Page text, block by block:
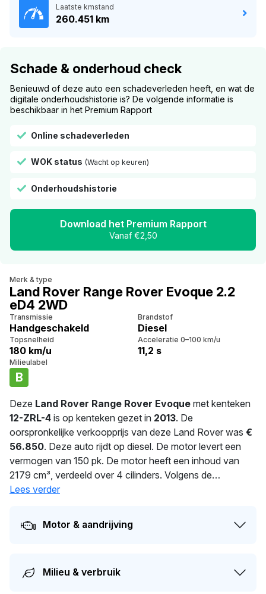
Laatste kmstand
260.451 km
Schade & onderhoud check
Benieuwd of deze auto een schadeverleden heeft, en wat de
digitale onderhoudshistorie is? De volgende informatie is
beschikbaar in het Premium Rapport
Online schadeverleden
WOK status (Wacht op keuren)
Onderhoudshistorie
Download het Premium Rapport
Vanaf €2,50
Merk & type
Land Rover Range Rover Evoque 2.2
eD4 2WD
Transmissie
Handgeschakeld
Brandstof
Diesel
Topsnelheid
180 km/u
Acceleratie 0–100 km/u
11,2 s
Milieulabel
B
Deze Land Rover Range Rover Evoque met kenteken
12-ZRL-4 is op kenteken gezet in 2013. De
oorspronkelijke verkoopprijs van deze Land Rover was €
56.850. Deze auto rijdt op diesel. De motor levert een
vermogen van 150 pk. De motor heeft een inhoud van
2179 cm³, verdeeld over 4 cilinders. Volgens de
fabrieksopgave verbruikt deze auto 5 l/100 km. Met een
huidige eigenaar heeft deze auto al
voertuig moet over 209 dagen opnieuw APK-gekeurd
dagwaarde van circa€ 7.800
Lees verder
Motor & aandrijving
Milieu & verbruik